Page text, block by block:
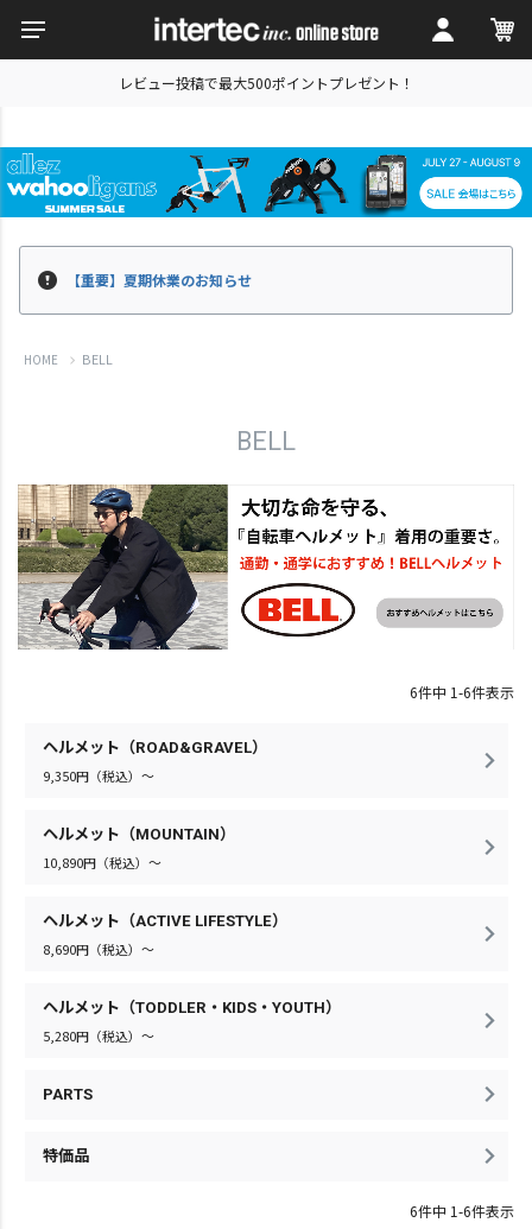
レビュー投稿で最大500ポイントプレゼント！
【重要】夏期休業のお知らせ
HOME BELL
BELL
6件中 1-6件表示
ヘルメット（ROAD&GRAVEL）
9,350円（税込）～
ヘルメット（MOUNTAIN）
10,890円（税込）～
ヘルメット（ACTIVE LIFESTYLE）
8,690円（税込）～
ヘルメット（TODDLER・KIDS・YOUTH）
5,280円（税込）～
PARTS
特価品
6件中 1-6件表示